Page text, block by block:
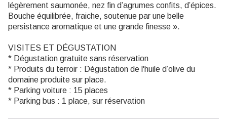
légèrement saumonée, nez fin d’agrumes confits, d’épices.
Bouche équilibrée, fraiche, soutenue par une belle
persistance aromatique et une grande finesse ».
VISITES ET DÉGUSTATION
* Dégustation gratuite sans réservation
* Produits du terroir : Dégustation de l'huile d’olive du
domaine produite sur place.
* Parking voiture : 15 places
* Parking bus : 1 place, sur réservation